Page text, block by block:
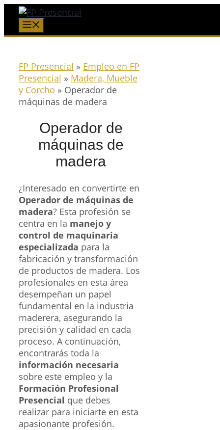
Saltar
contenido
FP Presencial » Empleo en FP
Presencial » Madera, Mueble
y Corcho » Operador de
máquinas de madera
Operador de
máquinas de
madera
¿Interesado en convertirte en
Operador de máquinas de
madera? Esta profesión se
centra en la manejo y
control de maquinaria
especializada para la
fabricación y transformación
de productos de madera. Los
profesionales en esta área
desempeñan un papel
fundamental en la industria
maderera, asegurando la
precisión y calidad en cada
proceso. A continuación,
encontrarás toda la
información necesaria
sobre este empleo y la
Formación Profesional
Presencial que debes
realizar para iniciarte en esta
apasionante profesión.